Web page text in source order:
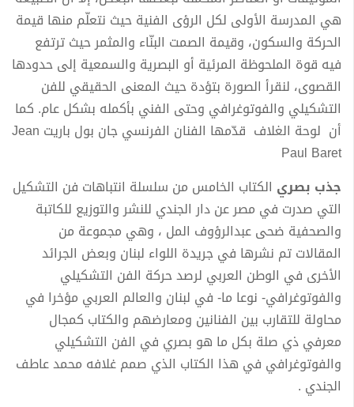
هي المدرسة الأولى لكل الرؤى الفنية حيث نتعلّم منها قيمة
الحركة والسكون، وقيمة الصمت البنّاء والمثمر حيث ترتفع
فيه قوة الملحوظة المرئية أو البصرية والسمعية إلى حدودها
القصوى، لنقرأ الصورة بتؤدة حيث المعنى الحقيقي للفن
التشكيلي والفوتوغرافي وحتى الفني بأكمله بشكل عام. كما
أن لوحة الغلاف قدّمها الفنان الفرنسي جان بول باريت Jean
Paul Baret
جذب بصري الكتاب الخامس من سلسلة انتباهات فن التشكيل
التي صدرت في مصر عن دار الجندي للنشر والتوزيع للكاتبة
والصحفية ضحى عبدالرؤوف المل ، وهي مجموعة من
المقالات تم نشرها في جريدة اللواء لبنان وبعض الجرائد
الأخرى في الوطن العربي لرصد حركة الفن التشكيلي
والفوتوغرافي- نوعا ما- في لبنان والعالم العربي مؤخرا في
محاولة للتقارب بين الفنانين ومعارضهم والكتاب كمجال
معرفي ذي صلة بكل ما هو بصري في الفن التشكيلي
والفوتوغرافي في هذا الكتاب الذي صمم غلافه محمد عاطف
الجندي .